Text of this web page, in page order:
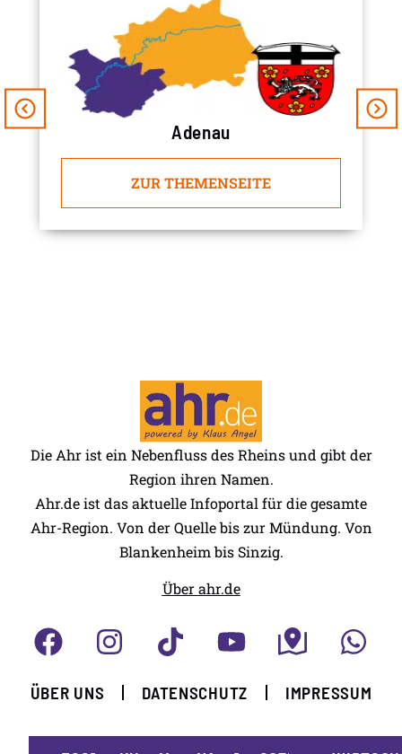
Adenau
ZUR THEMENSEITE
Die Ahr ist ein Nebenfluss des Rheins und gibt der
Region ihren Namen.
Ahr.de ist das aktuelle Infoportal für die gesamte
Ahr-Region. Von der Quelle bis zur Mündung. Von
Blankenheim bis Sinzig.
Über ahr.de
ÜBER UNS DATENSCHUTZ IMPRESSUM